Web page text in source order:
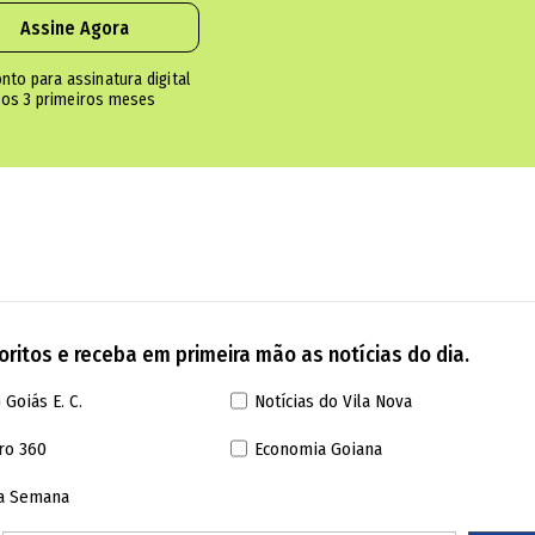
amigo técnico também. Pedi para ele
momento que a bateria explodiu e
dono da loja de assistência técnica.
que fazia compras; vídeo
para conserto explode em loja de informática
Assine Agora
para assinatura digital
3 primeiros meses
e receba em primeira mão as notícias do dia.
E. C. Notícias do Vila Nova
360 Economia Goiana
Semana